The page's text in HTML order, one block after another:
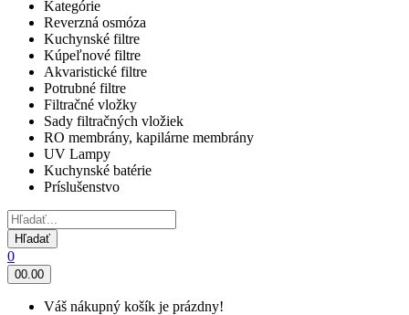
Kategórie
Reverzná osmóza
Kuchynské filtre
Kúpeľnové filtre
Akvaristické filtre
Potrubné filtre
Filtračné vložky
Sady filtračných vložiek
RO membrány, kapilárne membrány
UV Lampy
Kuchynské batérie
Príslušenstvo
Hľadať
0
00.00
Váš nákupný košík je prázdny!